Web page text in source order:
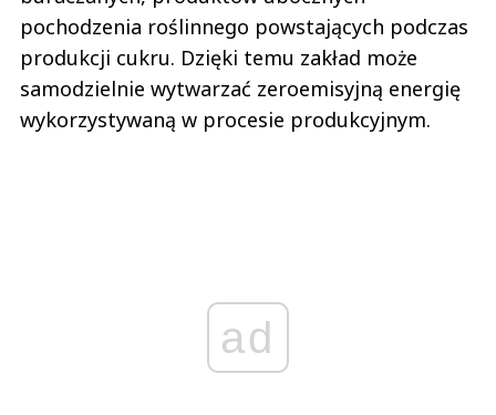
pochodzenia roślinnego powstających podczas
produkcji cukru. Dzięki temu zakład może
samodzielnie wytwarzać zeroemisyjną energię
wykorzystywaną w procesie produkcyjnym.
ad